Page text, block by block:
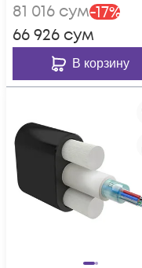
81 016 сум-17%
66 926 сум
В корзину